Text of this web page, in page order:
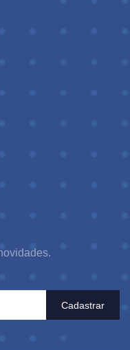
Cadastrar